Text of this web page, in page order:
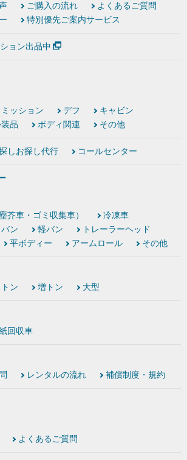
ご購入の流れ
よくあるご質問
特別優先ご案内サービス
ョン出品中
ミッション デフ
キャビン
品 ボディ関連 その他
しお探し代行 コールセンター
芥車・ゴミ収集車）
冷凍車
バン 軽バン
トレーラーヘッド
平ボディー アームロール その他
トン 増トン 大型
回収車
レンタルの流れ 補償制度・規約
よくあるご質問